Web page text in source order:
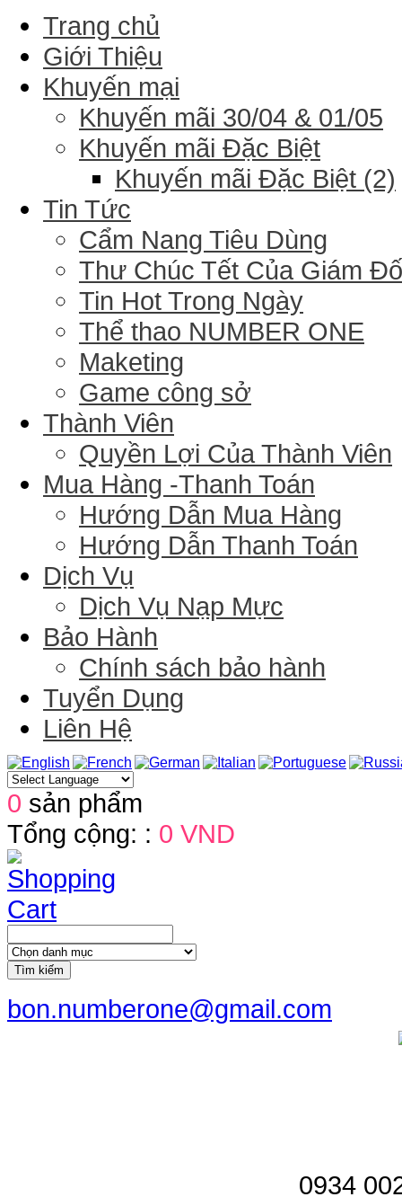
Trang chủ
Giới Thiệu
Khuyến mại
Khuyến mãi 30/04 & 01/05
Khuyến mãi Đặc Biệt
Khuyến mãi Đặc Biệt (2)
Tin Tức
Cẩm Nang Tiêu Dùng
Thư Chúc Tết Của Giám
Tin Hot Trong Ngày
Thể thao NUMBER ONE
Maketing
Game công sở
Thành Viên
Quyền Lợi Của Thành Viên
Mua Hàng -Thanh Toán
Hướng Dẫn Mua Hàng
Hướng Dẫn Thanh Toán
Dịch Vụ
Dịch Vụ Nạp Mực
Bảo Hành
Chính sách bảo hành
Tuyển Dụng
Liên Hệ
0 sản phẩm
Tổng cộng: : 0 VND
Tìm kiếm
bon.numberone@gmail.com
0934